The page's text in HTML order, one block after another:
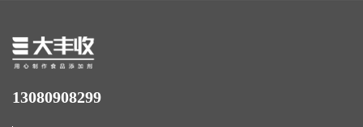
13080908299